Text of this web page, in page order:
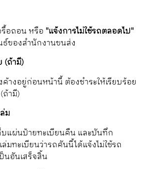
อถอน หรือ "แจ้งการไม่ใช้รถตลอดไป"
ของสำนักงานขนส่ง
(ถ้ามี)
างอยู่ก่อนหน้านี้ ต้องชำระให้เรียบร้อย
ามี)
ม
บแผ่นป้ายทะเบียนคืน และบันทึก
มทะเบียนว่ารถคันนี้ได้แจ้งไม่ใช้รถ
นอันเสร็จสิ้น